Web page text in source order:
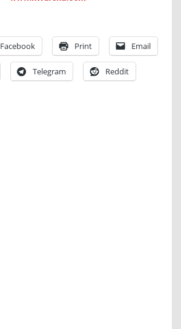
Facebook Print Email
Telegram Reddit